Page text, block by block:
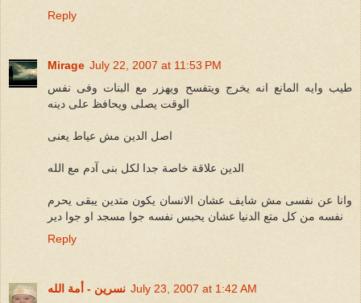
Reply
Mirage July 22, 2007 at 11:53 PM
طيب وايه المانع انه يخرج ويتفسح ويهزر مع البنات وفى نفس
الوقت يصلى ويحافظ على دينه
اصل الدين مش عياط يعنى
الدين علاقة خاصة جدا لكل بنى آدم مع الله
وانا عن نفسى مش شايف عشان الانسان يكون متدين يبقى يحرم
نفسه من كل متع الدنيا عشان يحبس نفسه جوا مسجد او جوا دير
Reply
نسرين - أمة الله July 23, 2007 at 1:42 AM